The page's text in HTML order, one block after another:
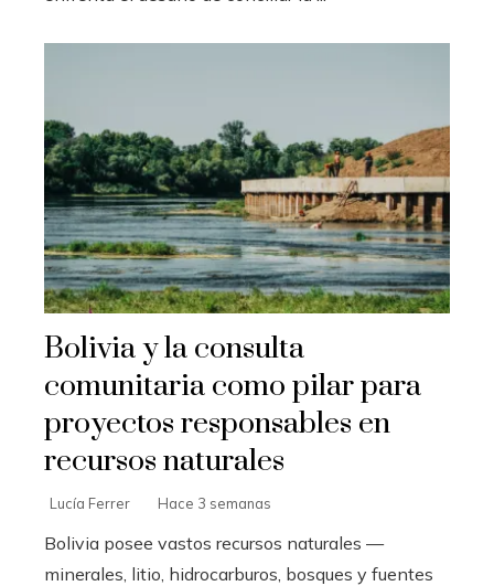
Bolivia y la consulta
comunitaria como pilar para
proyectos responsables en
recursos naturales
Lucía Ferrer Hace 3 semanas
Bolivia posee vastos recursos naturales —
minerales, litio, hidrocarburos, bosques y fuentes